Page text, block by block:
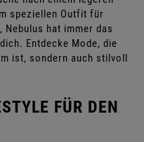
speziellen Outfit für
hat immer das
Entdecke Mode, die
ist, sondern auch stilvoll
FÜR DEN